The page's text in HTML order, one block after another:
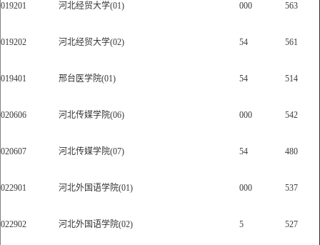
019201 河北经贸大学(01) 000 563
019202 河北经贸大学(02) 54 561
019401 邢台医学院(01) 54 514
020606 河北传媒学院(06) 000 542
020607 河北传媒学院(07) 54 480
022901 河北外国语学院(01) 000 537
022902 河北外国语学院(02) 5 527